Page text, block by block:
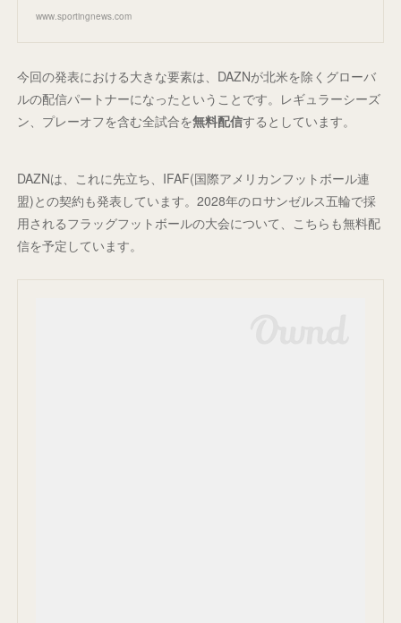
www.sportingnews.com
今回の発表における大きな要素は、DAZNが北米を除くグローバ
ルの配信パートナーになったということです。レギュラーシーズ
ン、プレーオフを含む全試合を無料配信するとしています。
DAZNは、これに先立ち、IFAF(国際アメリカンフットボール連
盟)との契約も発表しています。2028年のロサンゼルス五輪で採
用されるフラッグフットボールの大会について、こちらも無料配
信を予定しています。